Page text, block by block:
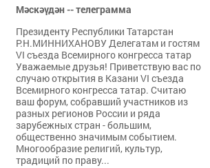
Мәскәүдән -- телеграмма
Президенту Республики Татарстан
Р.Н.МИННИХАНОВУ Делегатам и гостям
VI cъезда Всемирного конгресса татар
Уважаемые друзья! Приветствую вас по
случаю открытия в Казани VI съезда
Всемирного конгресса татар. Считаю
ваш форум, собравший участников из
разных регионов России и ряда
зарубежных стран - большим,
общественно значимым событием.
Многообразие религий, культур,
традиций по праву...